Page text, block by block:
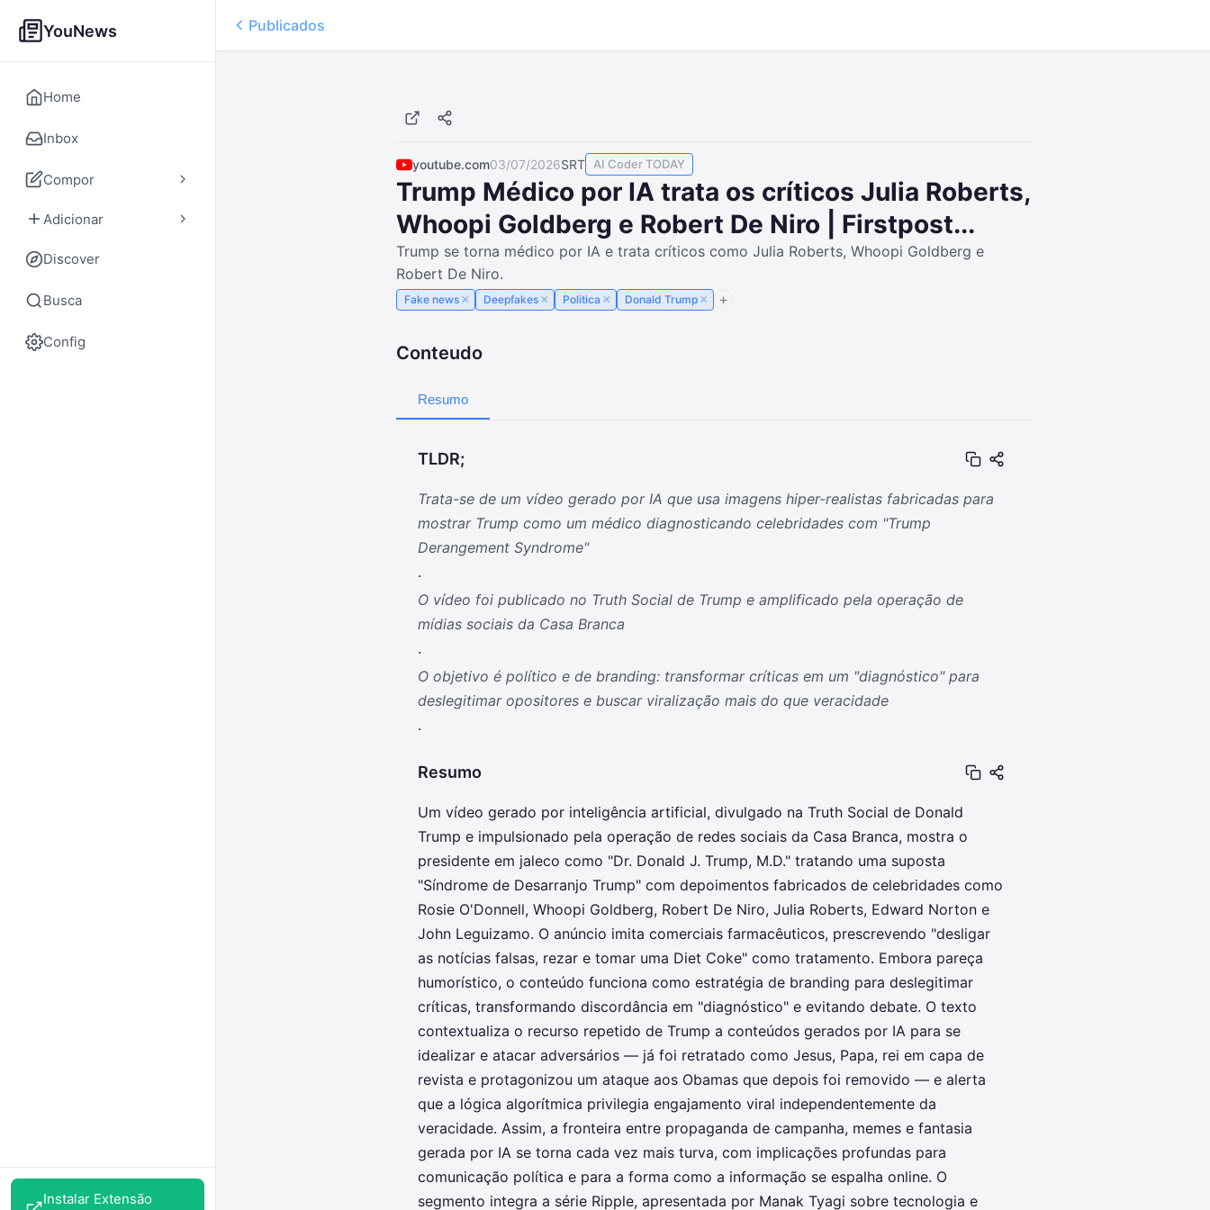
YouNews
Home
Inbox
Compor
Adicionar
Discover
Busca
Config
Instalar Extensão
Publicados
youtube.com03/07/2026SRT AI Coder TODAY
Trump Médico por IA trata os críticos Julia Roberts,
Whoopi Goldberg e Robert De Niro | Firstpost...
Trump se torna médico por IA e trata críticos como Julia Roberts, Whoopi Goldberg e
Robert De Niro.
Fake news × Deepfakes × Politica × Donald Trump ×
Conteudo
Resumo
TLDR;
Trata-se de um vídeo gerado por IA que usa imagens hiper-realistas fabricadas para
mostrar Trump como um médico diagnosticando celebridades com "Trump
Derangement Syndrome"
.
O vídeo foi publicado no Truth Social de Trump e amplificado pela operação de
mídias sociais da Casa Branca
.
O objetivo é político e de branding: transformar críticas em um "diagnóstico" para
deslegitimar opositores e buscar viralização mais do que veracidade
.
Resumo
Um vídeo gerado por inteligência artificial, divulgado na Truth Social de Donald
Trump e impulsionado pela operação de redes sociais da Casa Branca, mostra o
presidente em jaleco como "Dr. Donald J. Trump, M.D." tratando uma suposta
"Síndrome de Desarranjo Trump" com depoimentos fabricados de celebridades como
Rosie O'Donnell, Whoopi Goldberg, Robert De Niro, Julia Roberts, Edward Norton e
John Leguizamo. O anúncio imita comerciais farmacêuticos, prescrevendo "desligar
as notícias falsas, rezar e tomar uma Diet Coke" como tratamento. Embora pareça
humorístico, o conteúdo funciona como estratégia de branding para deslegitimar
críticas, transformando discordância em "diagnóstico" e evitando debate. O texto
contextualiza o recurso repetido de Trump a conteúdos gerados por IA para se
idealizar e atacar adversários — já foi retratado como Jesus, Papa, rei em capa de
revista e protagonizou um ataque aos Obamas que depois foi removido — e alerta
que a lógica algorítmica privilegia engajamento viral independentemente da
veracidade. Assim, a fronteira entre propaganda de campanha, memes e fantasia
gerada por IA se torna cada vez mais turva, com implicações profundas para
comunicação política e para a forma como a informação se espalha online. O
segmento integra a série Ripple, apresentada por Manak Tyagi sobre tecnologia e